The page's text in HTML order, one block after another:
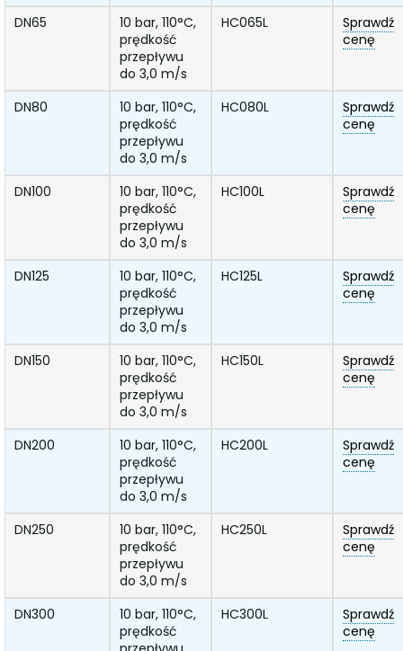
DN65
10 bar, 110°C,
prędkość
przepływu
do 3,0 m/s
HC065L
Sprawdź
cenę
DN80
10 bar, 110°C,
prędkość
przepływu
do 3,0 m/s
HC080L
Sprawdź
cenę
DN100
10 bar, 110°C,
prędkość
przepływu
do 3,0 m/s
HC100L
Sprawdź
cenę
DN125
10 bar, 110°C,
prędkość
przepływu
do 3,0 m/s
HC125L
Sprawdź
cenę
DN150
10 bar, 110°C,
prędkość
przepływu
do 3,0 m/s
HC150L
Sprawdź
cenę
DN200
10 bar, 110°C,
prędkość
przepływu
do 3,0 m/s
HC200L
Sprawdź
cenę
DN250
10 bar, 110°C,
prędkość
przepływu
do 3,0 m/s
HC250L
Sprawdź
cenę
DN300
10 bar, 110°C,
prędkość
HC300L
Sprawdź
cenę